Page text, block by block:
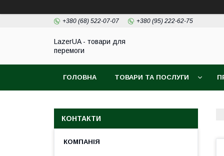
+380 (68) 522-07-07 +380 (95) 222-62-75
LazerUA - товари для
перемоги
ГОЛОВНА ТОВАРИ ТА ПОСЛУГИ
КОНТАКТИ